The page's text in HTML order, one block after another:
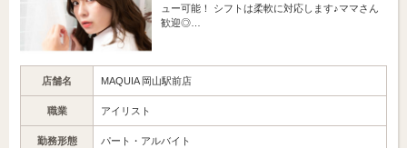
ュー可能！ シフトは柔軟に対応します♪ママさん
歓迎◎…
店舗名 MAQUIA 岡山駅前店
職業 アイリスト
勤務形態 パート・アルバイト